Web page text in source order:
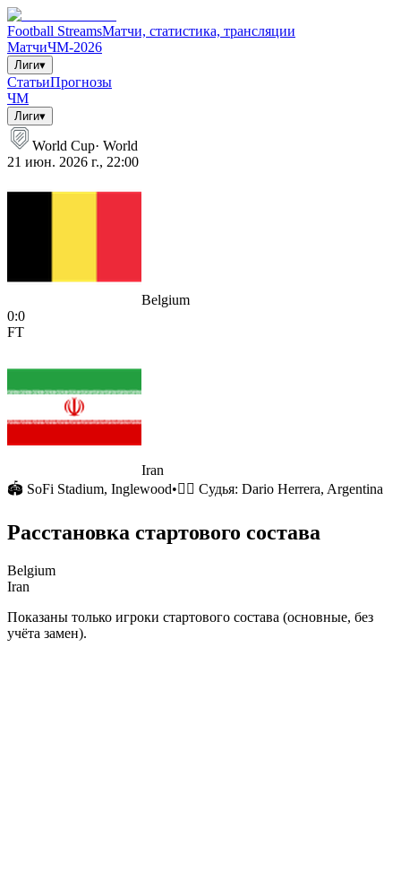
Football StreamsМатчи, статистика, трансляции
МатчиЧМ-2026
Лиги▾
СтатьиПрогнозы
ЧМ
Лиги▾
World Cup· World
21 июн. 2026 г., 22:00
Belgium
0:0
FT
Iran
🏟 SoFi Stadium, Inglewood•🧑‍⚖️ Судья: Dario Herrera, Argentina
Расстановка стартового состава
Belgium
Iran
Показаны только игроки стартового состава (основные, без
учёта замен).